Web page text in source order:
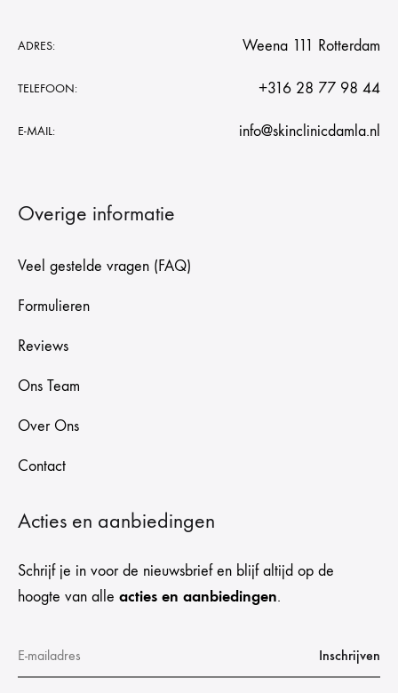
ADRES: Weena 111 Rotterdam
TELEFOON: +316 28 77 98 44
E-MAIL: info@skinclinicdamla.nl
Overige informatie
Veel gestelde vragen (FAQ)
Formulieren
Reviews
Ons Team
Over Ons
Contact
Acties en aanbiedingen
Schrijf je in voor de nieuwsbrief en blijf altijd op de
hoogte van alle acties en aanbiedingen.